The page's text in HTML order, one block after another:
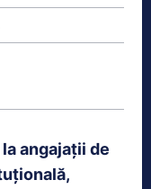
angajații de